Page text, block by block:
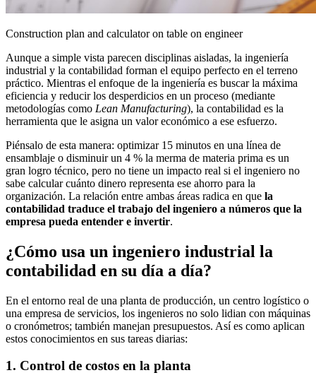
Construction plan and calculator on table on engineer
Aunque a simple vista parecen disciplinas aisladas, la ingeniería
industrial y la contabilidad forman el equipo perfecto en el terreno
práctico. Mientras el enfoque de la ingeniería es buscar la máxima
eficiencia y reducir los desperdicios en un proceso (mediante
metodologías como Lean Manufacturing), la contabilidad es la
herramienta que le asigna un valor económico a ese esfuerzo.
Piénsalo de esta manera: optimizar 15 minutos en una línea de
ensamblaje o disminuir un 4 % la merma de materia prima es un
gran logro técnico, pero no tiene un impacto real si el ingeniero no
sabe calcular cuánto dinero representa ese ahorro para la
organización. La relación entre ambas áreas radica en que la
contabilidad traduce el trabajo del ingeniero a números que la
empresa pueda entender e invertir.
¿Cómo usa un ingeniero industrial la
contabilidad en su día a día?
En el entorno real de una planta de producción, un centro logístico o
una empresa de servicios, los ingenieros no solo lidian con máquinas
o cronómetros; también manejan presupuestos. Así es como aplican
estos conocimientos en sus tareas diarias:
1. Control de costos en la planta